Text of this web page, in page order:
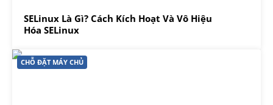
SELinux Là Gì? Cách Kích Hoạt Và Vô Hiệu
Hóa SELinux
CHỖ ĐẶT MÁY CHỦ